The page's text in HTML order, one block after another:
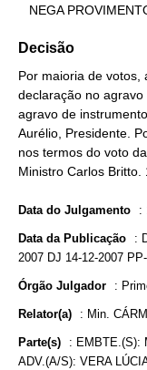
NEGA
Decisão
Por maioria de votos,
declaração no
agravo de
Aurélio, Presidente.
nos termos do voto
Ministro Carlos Britto.
Data do Julgamento :
Data da Publicação :
2007 DJ 14-12-2007
Órgão Julgador :
Relator(a) : Min.
Parte(s) : EMBTE.(S):
ADV.(A/S): VERA